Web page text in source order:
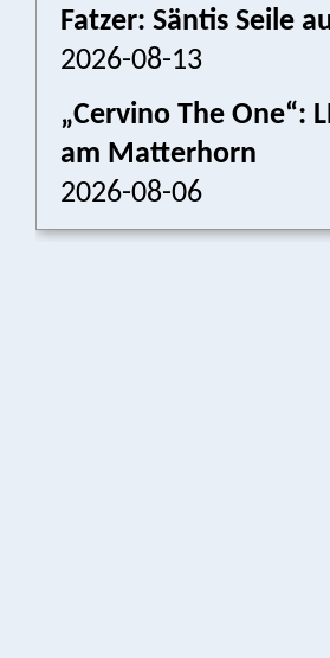
Fatzer: Säntis Seile
2026-08-13
„Cervino The One“:
am Matterhorn
2026-08-06